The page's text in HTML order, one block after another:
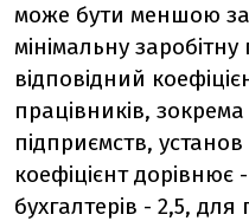
може бути меншою
мінімальну
відповідний
працівників,
підприємств, установ
коефіцієнт
бухгалтерів - 2,5, для